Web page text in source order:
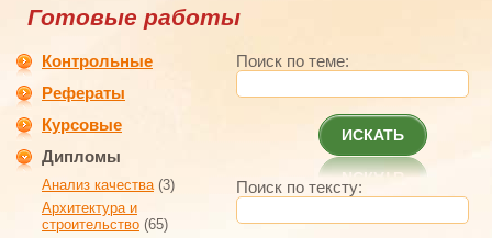
Готовые работы
Контрольные
Рефераты
Курсовые
Дипломы
Анализ качества(3)
Архитектура и
строительство (65)
Поиск по теме:
ИСКАТЬ
Поиск по тексту: